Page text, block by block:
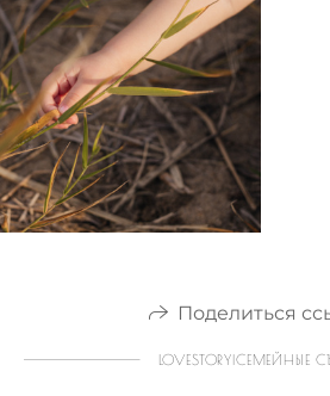
Поделиться
LOVESTORY|СЕМЕЙНЫЕ